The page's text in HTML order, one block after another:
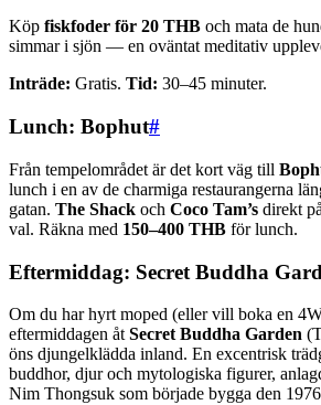
Köp fiskfoder för 20 THB och mata de
simmar i sjön — en oväntat meditativ
Inträde: Gratis. Tid: 30–45 minuter.
Lunch: Bophut#
Från tempelområdet är det kort väg till
lunch i en av de charmiga restaurangerna
gatan. The Shack och Coco Tam’s direkt
val. Räkna med 150–400 THB för lunch.
Eftermiddag: Secret Buddha
Om du har hyrt moped (eller vill boka en
eftermiddagen åt Secret Buddha Garden
öns djungelklädda inland. En excentrisk
buddhor, djur och mytologiska figurer,
Nim Thongsuk som började bygga den